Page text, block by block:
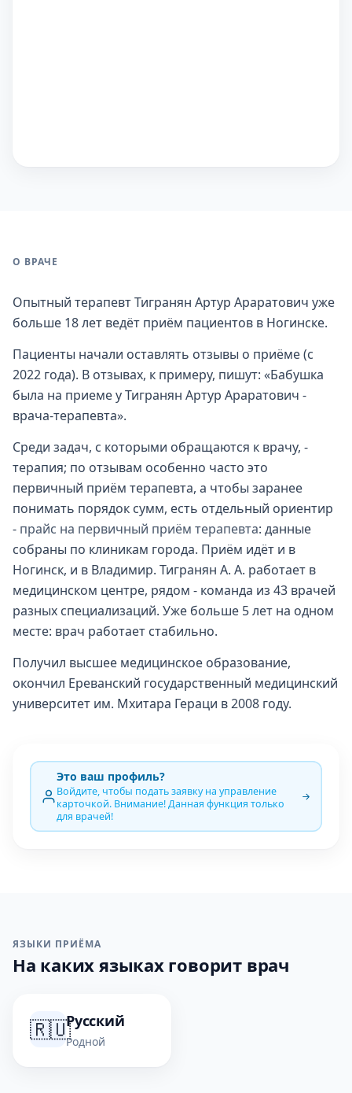
О ВРАЧЕ
Опытный терапевт Тигранян Артур Араратович уже
больше 18 лет ведёт приём пациентов в Ногинске.
Пациенты начали оставлять отзывы о приёме (с
2022 года). В отзывах, к примеру, пишут: «Бабушка
была на приеме у Тигранян Артур Араратович -
врача-терапевта».
Среди задач, с которыми обращаются к врачу, -
терапия; по отзывам особенно часто это
первичный приём терапевта, а чтобы заранее
понимать порядок сумм, есть отдельный ориентир
- прайс на первичный приём терапевта: данные
собраны по клиникам города. Приём идёт и в
Ногинск, и в Владимир. Тигранян А. А. работает в
медицинском центре, рядом - команда из 43 врачей
разных специализаций. Уже больше 5 лет на одном
месте: врач работает стабильно.
Получил высшее медицинское образование,
окончил Ереванский государственный медицинский
университет им. Мхитара Гераци в 2008 году.
Это ваш профиль?
Войдите, чтобы подать заявку на управление
карточкой. Внимание! Данная функция только
для врачей!
ЯЗЫКИ ПРИЁМА
На каких языках говорит врач
🇷🇺Русский
Родной